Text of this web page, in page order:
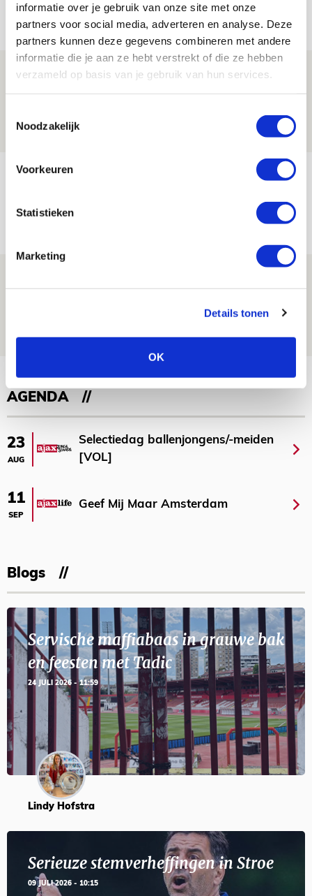
informatie over je gebruik van onze site met onze
partners voor social media, adverteren en analyse. Deze
partners kunnen deze gegevens combineren met andere
informatie die je aan ze hebt verstrekt of die ze hebben
verzameld op basis van je gebruik van hun services.
Noodzakelijk
Voorkeuren
Statistieken
Marketing
Details tonen
OK
Net binnen //
Míchels elf: met welke formatie begin
jij aan nieuw eredivisieseizoen?
NIEUWS
Spelen bij Jong Ajax of Ajax 1? Dat
08 AUGUSTUS 2026 - 10:04
NIEUWS
AGENDA
23
AUG
Selectiedag ballenjongens/-meiden
[VOL]
11
SEP
Geef Mij Maar Amsterdam
Blogs
Servische maffiabaas in grauwe bak
en feesten met Tadic
24 JULI 2026 - 11:59
Lindy Hofstra
Serieuze stemverheffingen in Stroe
09 JULI 2026 - 10:15